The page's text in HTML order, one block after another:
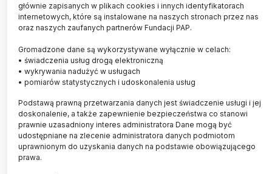
Fot. Adobe Stock
głównie zapisanych w plikach cookies i innych identyfikatorach
internetowych, które są instalowane na naszych stronach przez nas
oraz naszych zaufanych partnerów Fundacji PAP.
Gromadzone dane są wykorzystywane wyłącznie w celach:
• świadczenia usług drogą elektroniczną
• wykrywania nadużyć w usługach
• pomiarów statystycznych i udoskonalenia usług
Podstawą prawną przetwarzania danych jest świadczenie usługi i jej
doskonalenie, a także zapewnienie bezpieczeństwa co stanowi
prawnie uzasadniony interes administratora Dane mogą być
udostępniane na zlecenie administratora danych podmiotom
uprawnionym do uzyskania danych na podstawie obowiązującego
prawa.